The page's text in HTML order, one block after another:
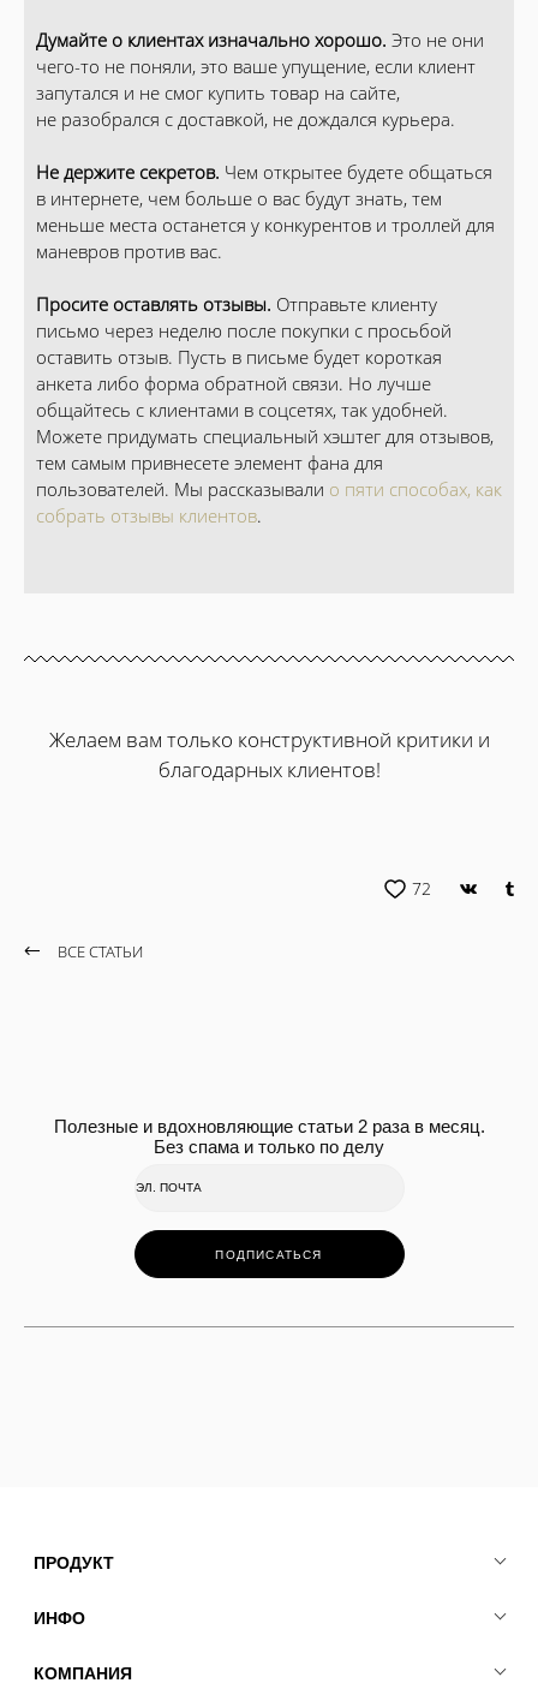
Думайте о клиентах изначально хорошо. Это не они
чего-то не поняли, это ваше упущение, если клиент
запутался и не смог купить товар на сайте,
не разобрался с доставкой, не дождался курьера.
Не держите секретов. Чем открытее будете общаться
в интернете, чем больше о вас будут знать, тем
меньше места останется у конкурентов и троллей для
маневров против вас.
Просите оставлять отзывы. Отправьте клиенту
письмо через неделю после покупки с просьбой
оставить отзыв. Пусть в письме будет короткая
анкета либо форма обратной связи. Но лучше
общайтесь с клиентами в соцсетях, так удобней.
Можете придумать специальный хэштег для отзывов,
тем самым привнесете элемент фана для
пользователей. Мы рассказывали о пяти способах, как
собрать отзывы клиентов.
Желаем вам только конструктивной критики и
благодарных клиентов!
72
ВСЕ СТАТЬИ
Полезные и вдохновляющие статьи 2 раза в месяц.
Без спама и только по делу
ПОДПИСАТЬСЯ
ПРОДУКТ
ИНФО
КОМПАНИЯ